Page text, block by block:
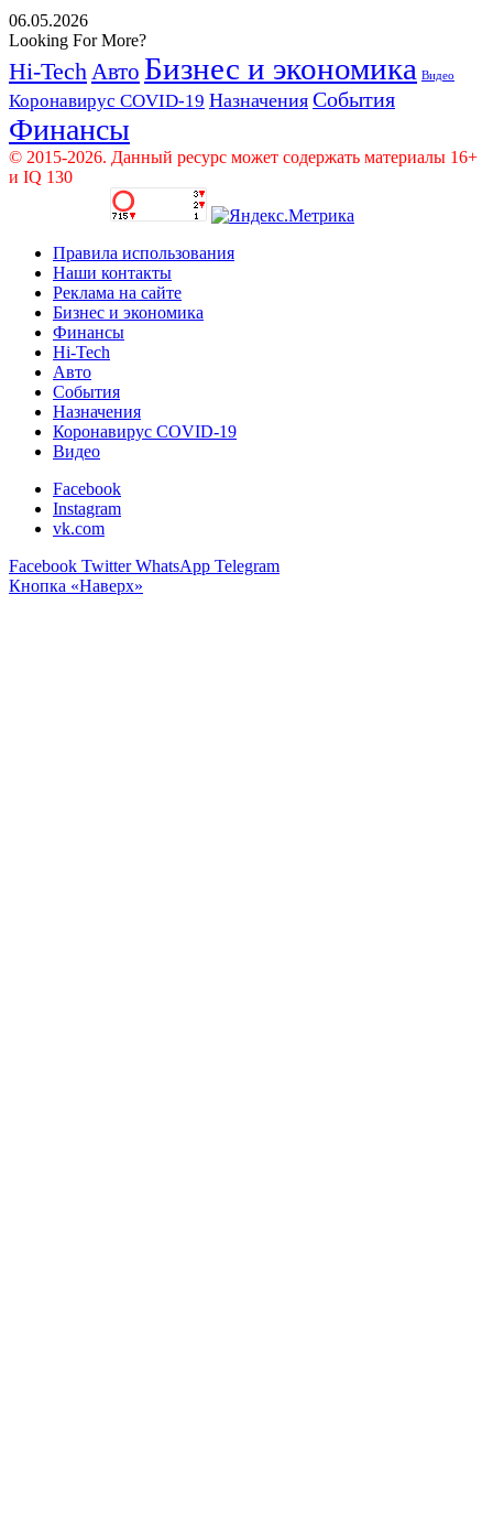
06.05.2026
Looking For More?
Hi-Tech Авто Бизнес и экономика Видео
Коронавирус COVID-19 Назначения События
Финансы
© 2015-2026. Данный ресурс может содержать материалы 16+
и IQ 130
Правила использования
Наши контакты
Реклама на сайте
Бизнес и экономика
Финансы
Hi-Tech
Авто
События
Назначения
Коронавирус COVID-19
Видео
Facebook
Instagram
vk.com
Facebook Twitter WhatsApp Telegram
Кнопка «Наверх»